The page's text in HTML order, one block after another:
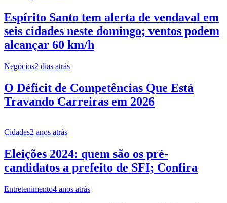
Espírito Santo tem alerta de vendaval em
seis cidades neste domingo; ventos podem
alcançar 60 km/h
Negócios2 dias atrás
O Déficit de Competências Que Está
Travando Carreiras em 2026
Cidades2 anos atrás
Eleições 2024: quem são os pré-
candidatos a prefeito de SFI; Confira
Entretenimento4 anos atrás